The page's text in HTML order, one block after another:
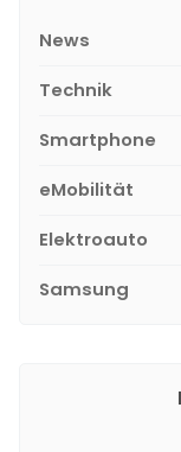
News
Technik
Smartphone
eMobilität
Elektroauto
Samsung